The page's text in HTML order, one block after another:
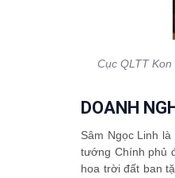
Cục QLTT
DOANH
Sâm Ngọc Linh
tướng Chính phủ
hoa trời đất ban